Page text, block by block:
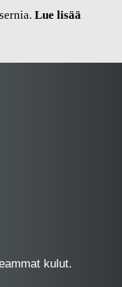
Lue lisää
kulut.